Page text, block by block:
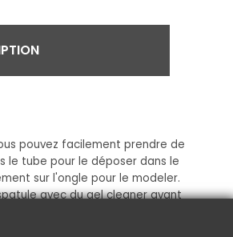
pouvez facilement prendre de
le tube pour le déposer dans le
sur l'ongle pour le modeler.
avec du gel cleaner avant
Gel pour que la matière ne colle